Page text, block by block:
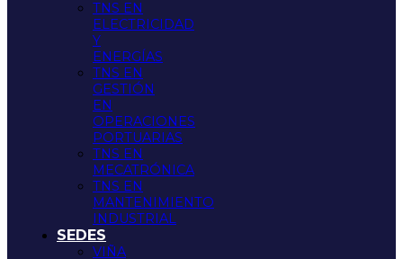
TNS EN
ELECTRICIDAD
Y
ENERGÍAS
TNS EN
GESTIÓN
EN
OPERACIONES
PORTUARIAS
TNS EN
MECATRÓNICA
TNS EN
MANTENIMIENTO
INDUSTRIAL
SEDES
VIÑA